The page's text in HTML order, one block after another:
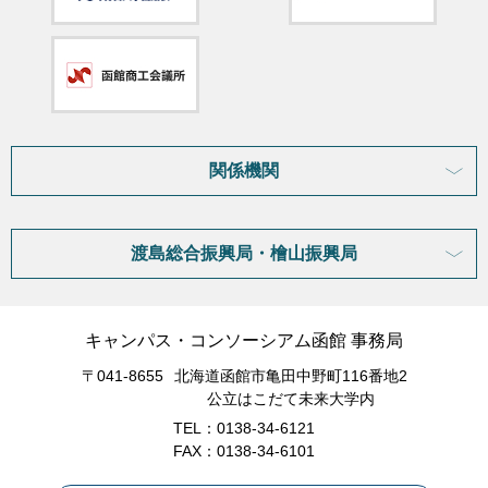
関係機関
渡島総合振興局・檜山振興局
キャンパス・コンソーシアム函館 事務局
〒041-8655
北海道函館市亀田中野町116番地2
公立はこだて未来大学内
TEL：0138-34-6121
FAX：0138-34-6101